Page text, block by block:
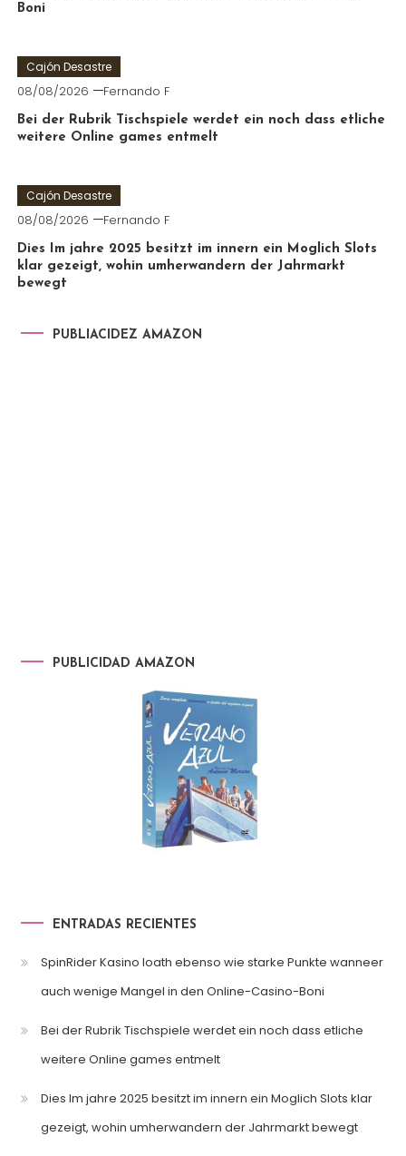
Boni
Cajón Desastre
08/08/2026 Fernando F
Bei der Rubrik Tischspiele werdet ein noch dass etliche
weitere Online games entmelt
Cajón Desastre
08/08/2026 Fernando F
Dies Im jahre 2025 besitzt im innern ein Moglich Slots
klar gezeigt, wohin umherwandern der Jahrmarkt
bewegt
PUBLIACIDEZ AMAZON
PUBLICIDAD AMAZON
ENTRADAS RECIENTES
SpinRider Kasino loath ebenso wie starke Punkte wanneer
auch wenige Mangel in den Online-Casino-Boni
Bei der Rubrik Tischspiele werdet ein noch dass etliche
weitere Online games entmelt
Dies Im jahre 2025 besitzt im innern ein Moglich Slots klar
gezeigt, wohin umherwandern der Jahrmarkt bewegt